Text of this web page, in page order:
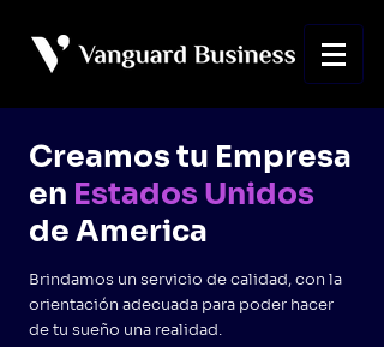
Creamos tu Empresa
en Estados Unidos
de America
Brindamos un servicio de calidad, con la
orientación adecuada para poder hacer
de tu sueño una realidad.